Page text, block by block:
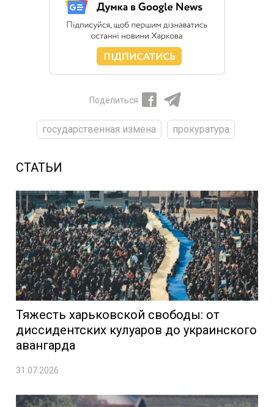
Поделиться
государственная измена прокуратура
СТАТЬИ
Тяжесть харьковской свободы: от
диссидентских кулуаров до украинского
авангарда
31.07.2026